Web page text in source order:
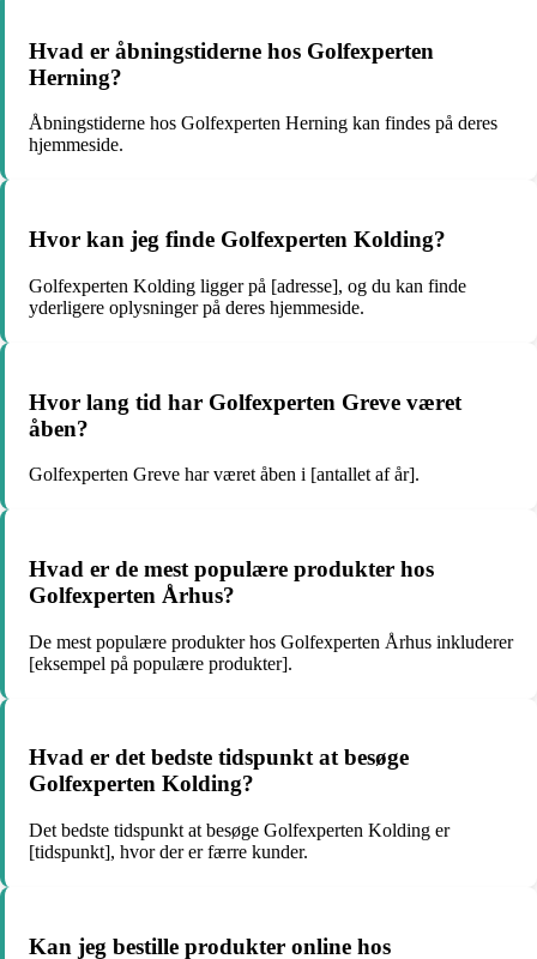
Hvad er åbningstiderne hos Golfexperten
Herning?
Åbningstiderne hos Golfexperten Herning kan findes på deres
hjemmeside.
Hvor kan jeg finde Golfexperten Kolding?
Golfexperten Kolding ligger på [adresse], og du kan finde
yderligere oplysninger på deres hjemmeside.
Hvor lang tid har Golfexperten Greve været
åben?
Golfexperten Greve har været åben i [antallet af år].
Hvad er de mest populære produkter hos
Golfexperten Århus?
De mest populære produkter hos Golfexperten Århus inkluderer
[eksempel på populære produkter].
Hvad er det bedste tidspunkt at besøge
Golfexperten Kolding?
Det bedste tidspunkt at besøge Golfexperten Kolding er
[tidspunkt], hvor der er færre kunder.
Kan jeg bestille produkter online hos